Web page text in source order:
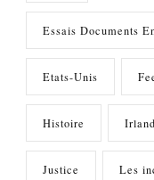
Essais Documents
Etats-Unis
Histoire
Justice Les